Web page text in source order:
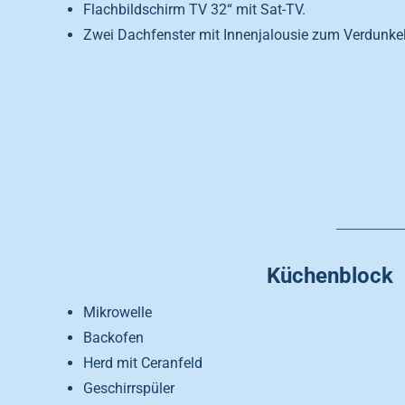
Flachbildschirm TV 32“ mit Sat-TV.
Zwei Dachfenster mit Innenjalousie zum
Küchenblock
Mikrowelle
Backofen
Herd mit Ceranfeld
Geschirrspüler